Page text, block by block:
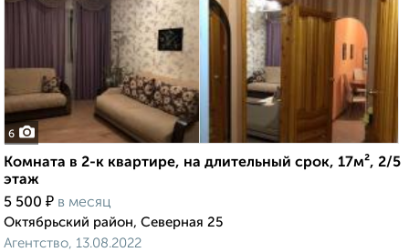
6
Комната в 2-к квартире, на длительный срок, 17м², 2/5
этаж
5 500 ₽ в месяц
Октябрьский район, Северная 25
Агентство, 13.08.2022